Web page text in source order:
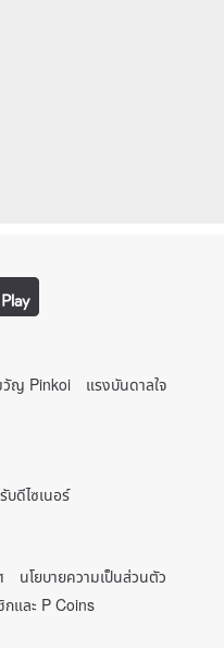
วัญ Pinkoi
แรงบันดาลใจ
บดีไซเนอร์
นโยบายความเป็นส่วนตัว
กและ P Coins